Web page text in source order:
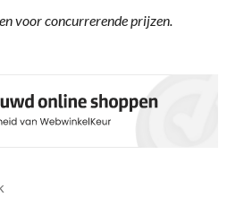
voor concurrerende prijzen.